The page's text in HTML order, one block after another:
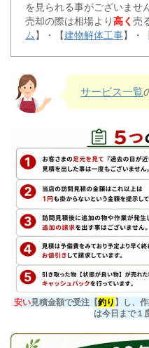
を見られる事がございませ
売却の際は相場より高く 売
ム 】・【建物解体工事】・
サービス一覧
安い見積金額で受注【釣り 】し、
は今日まで１